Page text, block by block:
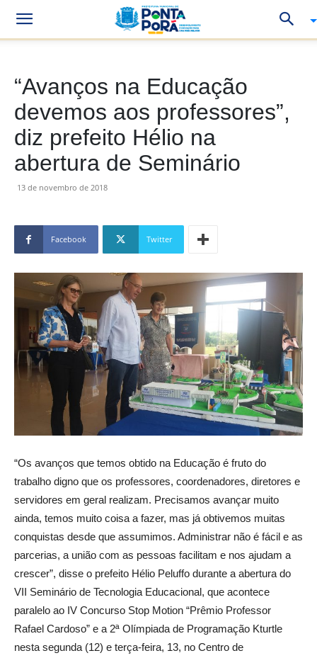
“Avanços na Educação
devemos aos professores”,
diz prefeito Hélio na
abertura de Seminário
13 de novembro de 2018
Facebook Twitter
“Os avanços que temos obtido na Educação é fruto do
trabalho digno que os professores, coordenadores, diretores e
servidores em geral realizam. Precisamos avançar muito
ainda, temos muito coisa a fazer, mas já obtivemos muitas
conquistas desde que assumimos. Administrar não é fácil e as
parcerias, a união com as pessoas facilitam e nos ajudam a
crescer”, disse o prefeito Hélio Peluffo durante a abertura do
VII Seminário de Tecnologia Educacional, que acontece
paralelo ao IV Concurso Stop Motion “Prêmio Professor
Rafael Cardoso” e a 2ª Olímpiada de Programação Kturtle
nesta segunda (12) e terça-feira, 13, no Centro de